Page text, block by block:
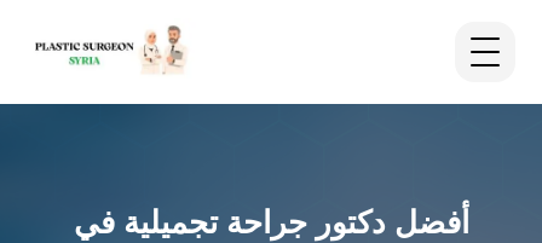
أفضل دكتور جراحة تجميلية في